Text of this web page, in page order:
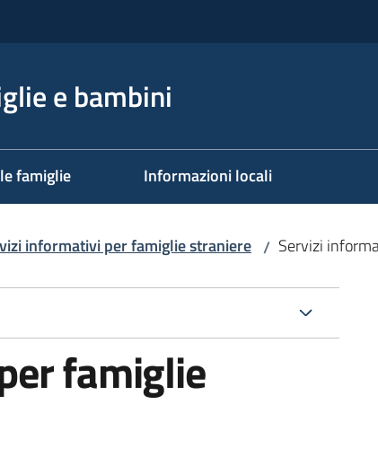
e bambini
famiglie Informazioni locali
informativi per famiglie straniere / Servizi
famiglie